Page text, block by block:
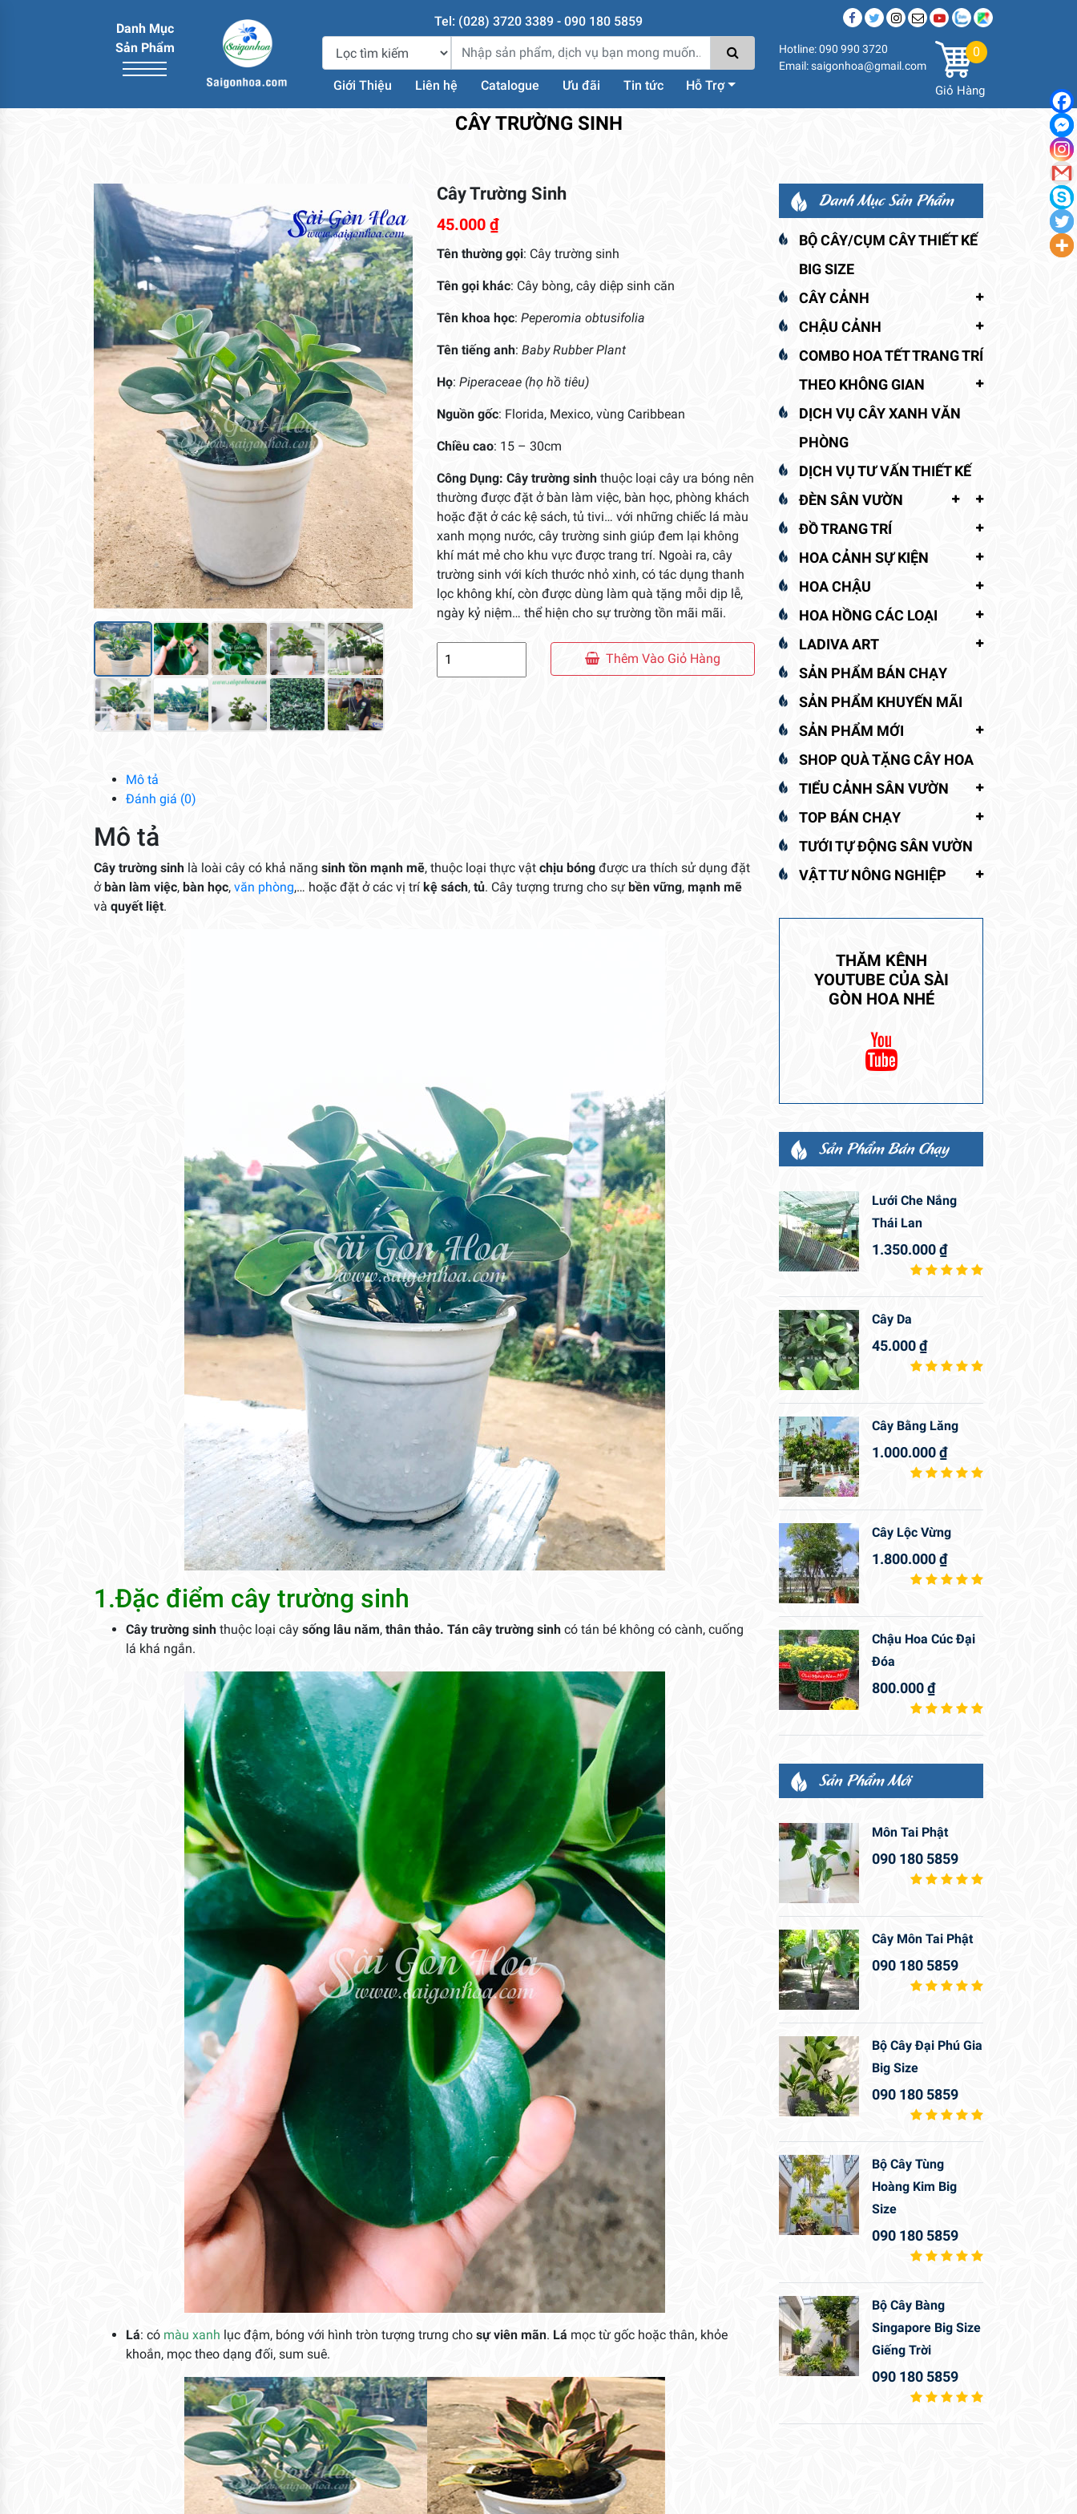
Danh Mục
Sản Phẩm
Tel: (028) 3720 3389 - 090 180 5859
Giới Thiệu Liên hệ Catalogue Ưu đãi Tin tức Hỗ Trợ
Hotline: 090 990 3720
Email: saigonhoa@gmail.com
0
Giỏ Hàng
CÂY TRƯỜNG SINH
Cây Trường Sinh
45.000 ₫
Tên thường gọi: Cây trường sinh
Tên gọi khác: Cây bòng, cây diệp sinh căn
Tên khoa học: Peperomia obtusifolia
Tên tiếng anh: Baby Rubber Plant
Họ: Piperaceae (họ hồ tiêu)
Nguồn gốc: Florida, Mexico, vùng Caribbean
Chiều cao: 15 – 30cm
Công Dụng: Cây trường sinhthuộc loại cây ưa bóng nên
thường được đặt ở bàn làm việc, bàn học, phòng khách
hoặc đặt ở các kệ sách, tủ tivi… với những chiếc lá màu
xanh mọng nước, cây trường sinh giúp đem lại không
khí mát mẻ cho khu vực được trang trí. Ngoài ra, cây
trường sinh với kích thước nhỏ xinh, có tác dụng thanh
lọc không khí, còn được dùng làm quà tặng mỗi dịp lễ,
ngày kỷ niệm… thể hiện cho sự trường tồn mãi mãi.
Thêm Vào Giỏ Hàng
Mô tả
Đánh giá (0)
Mô tả
Cây trường sinh là loài cây có khả năng sinh tồn mạnh mẽ, thuộc loại thực vật chịu bóng được ưa thích sử dụng đặt
ởbàn làm việc, bàn học, văn phòng,… hoặc đặt ở các vị tríkệ sách, tủ. Cây tượng trưng cho sự bền vững, mạnh mẽ
và quyết liệt.
1.Đặc điểm cây trường sinh
Cây trường sinh thuộc loại cây sống lâu năm, thân thảo. Tán cây trường sinh có tán bé không có cành, cuống
lá khá ngắn.
Lá: có màu xanh lục đậm, bóng với hình tròn tượng trưng cho sự viên mãn. Lá mọc từ gốc hoặc thân, khỏe
khoắn, mọc theo dạng đối, sum suê.
Danh Mục Sản Phẩm
BỘ CÂY/CỤM CÂY THIẾT KẾ
BIG SIZE
CÂY CẢNH
CHẬU CẢNH
COMBO HOA TẾT TRANG TRÍ
THEO KHÔNG GIAN
DỊCH VỤ CÂY XANH VĂN
PHÒNG
DỊCH VỤ TƯ VẤN THIẾT KẾ
ĐÈN SÂN VƯỜN
ĐỒ TRANG TRÍ
HOA CẢNH SỰ KIỆN
HOA CHẬU
HOA HỒNG CÁC LOẠI
LADIVA ART
SẢN PHẨM BÁN CHẠY
SẢN PHẨM KHUYẾN MÃI
SẢN PHẨM MỚI
SHOP QUÀ TẶNG CÂY HOA
TIỂU CẢNH SÂN VƯỜN
TOP BÁN CHẠY
TƯỚI TỰ ĐỘNG SÂN VƯỜN
VẬT TƯ NÔNG NGHIỆP
THĂM KÊNH
YOUTUBE CỦA SÀI
GÒN HOA NHÉ
Sản Phẩm Bán Chạy
Lưới Che Nắng
Thái Lan
1.350.000₫
Cây Da
45.000₫
Cây Bằng Lăng
1.000.000₫
Cây Lộc Vừng
1.800.000₫
Chậu Hoa Cúc Đại
Đóa
800.000₫
Sản Phẩm Mới
Môn Tai Phật
090 180 5859
Cây Môn Tai Phật
090 180 5859
Bộ Cây Đại Phú Gia
Big Size
090 180 5859
Bộ Cây Tùng
Hoàng Kim Big
Size
090 180 5859
Bộ Cây Bàng
Singapore Big Size
Giếng Trời
090 180 5859